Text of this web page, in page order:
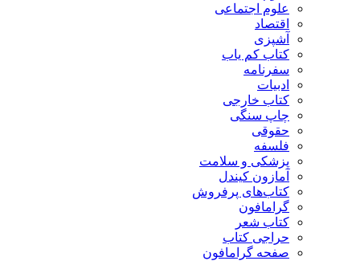
علوم اجتماعی
اقتصاد
آشپزی
کتاب کم یاب
سفرنامه
ادبیات
کتاب خارجی
چاپ سنگی
حقوقی
فلسفه
پزشکی و سلامت
آمازون کیندل
کتاب‌های پرفروش
گرامافون
کتاب شعر
حراجی کتاب
صفحه گرامافون